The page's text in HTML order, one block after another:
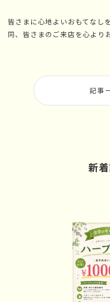
皆さまに心地よいおもてなし
同、皆さまのご来店を心より
記事
新